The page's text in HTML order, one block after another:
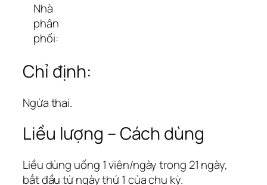
Nhà
phân
phối:
Chỉ định:
Ngừa thai.
Liều lượng – Cách dùng
Liều dùng uống 1 viên/ngày trong 21 ngày,
bắt đầu từ ngày thứ 1 của chu kỳ.